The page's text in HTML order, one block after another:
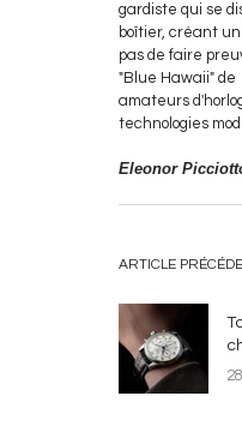
gardiste qui se
boîtier, créant
pas de faire
"Blue Hawaii"
amateurs
technologies
Eleonor
ARTICLE